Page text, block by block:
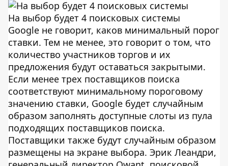
На выбор будет 4 поисковых системы
Google не говорит, каков минимальный порог
ставки. Тем не менее, это говорит о том, что
количество участников торгов и их
предложения будут оставаться закрытыми.
Если менее трех поставщиков поиска
соответствуют минимальному пороговому
значению ставки, Google будет случайным
образом заполнять доступные слоты из пула
подходящих поставщиков поиска.
Поставщики также будут случайным образом
размещены на экране выбора. Эрик Леандри,